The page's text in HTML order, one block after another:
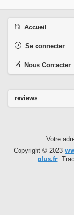
Accueil
Se connecter
Nous Contacter
reviews
Votre
Copyright © 2023
plus.fr.